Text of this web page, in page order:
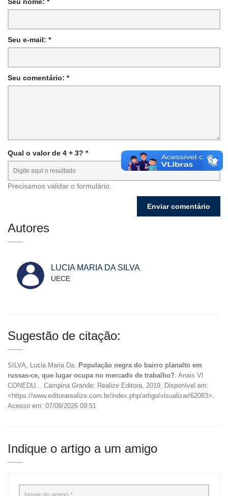
Seu e-mail: *
Seu comentário: *
Qual o valor de 4 + 3? *
Precisamos validar o formulário.
Autores
LUCIA MARIA DA SILVA
UECE
Sugestão de citação:
SILVA, Lucia Maria Da. População negra do bairro planalto em
russas-ce, que lugar ocupa no mercado de trabalho?. Anais VI
CONEDU... Campina Grande: Realize Editora, 2019. Disponível em:
<https://www.editorarealize.com.br/index.php/artigo/visualizar/62083>.
Acesso em: 07/08/2026 09:51
Indique o artigo a um amigo